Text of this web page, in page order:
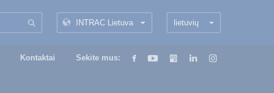
lietuvių
INTRAC Lietuva
Kontaktai Sekite mus: